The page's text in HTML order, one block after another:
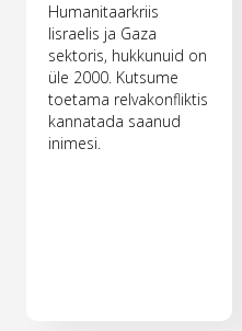
Humanitaarkriis
Iisraelis ja Gaza
sektoris, hukkunuid on
üle 2000. Kutsume
toetama relvakonfliktis
kannatada saanud
inimesi.